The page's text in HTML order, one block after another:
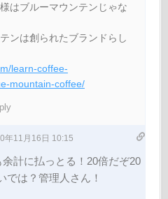
はブルーマウンテンじゃな
ンは創られたブランドらし
learn-coffee-
mountain-coffee/
年11月16日 10:15
計に払っとる！20倍だぞ20
では？管理人さん！